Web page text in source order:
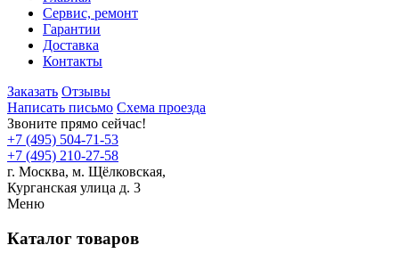
Сервис, ремонт
Гарантии
Доставка
Контакты
Заказать Отзывы
Написать письмо Схема проезда
Звоните прямо сейчас!
+7 (495) 504-71-53
+7 (495) 210-27-58
г. Москва, м. Щёлковская,
Курганская улица д. 3
Меню
Каталог товаров